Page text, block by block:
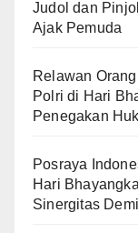
Judol dan
Ajak Pemuda
Relawan
Polri di Hari
Penegakan
Posraya
Hari
Sinergitas